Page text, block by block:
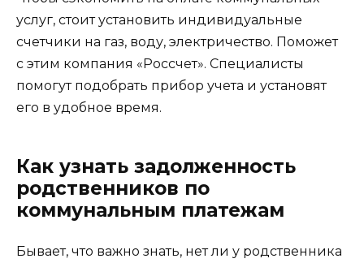
услуг, стоит установить индивидуальные
счетчики на газ, воду, электричество. Поможет
с этим компания «Россчет». Специалисты
помогут подобрать прибор учета и установят
его в удобное время.
Как узнать задолженность
родственников по
коммунальным платежам
Бывает, что важно знать, нет ли у родственника